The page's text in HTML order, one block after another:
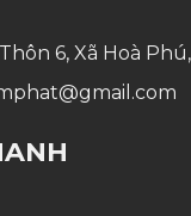
6, Xã Hoà